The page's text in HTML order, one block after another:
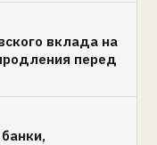
вклада на
перед